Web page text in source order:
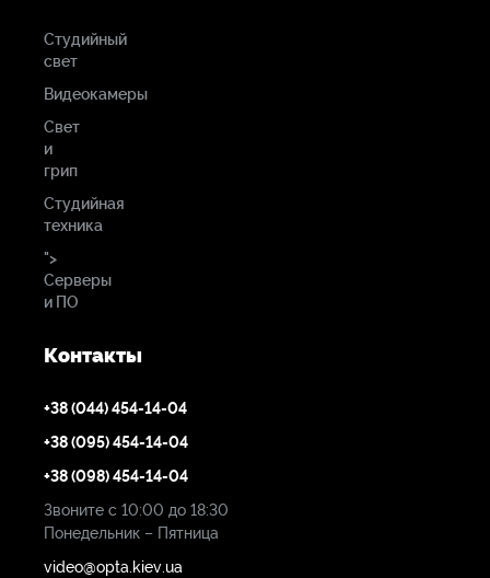
Студийный
свет
Видеокамеры
Свет
и
грип
Студийная
техника
">
Серверы
и ПО
Контакты
+38 (044) 454-14-04
+38 (095) 454-14-04
+38 (098) 454-14-04
Звоните с 10:00 до 18:30
Понедельник – Пятница
video@opta.kiev.ua